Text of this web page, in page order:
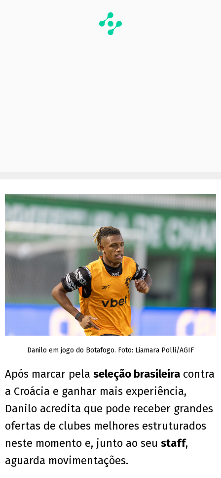
Danilo em jogo do Botafogo. Foto: Liamara Polli/AGIF
Após marcar pela seleção brasileira contra
a Croácia e ganhar mais experiência,
Danilo acredita que pode receber grandes
ofertas de clubes melhores estruturados
neste momento e, junto ao seu staff,
aguarda movimentações.